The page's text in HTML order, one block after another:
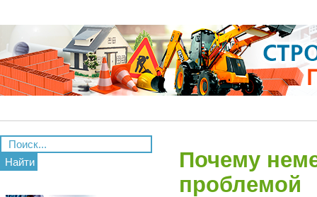
Найти
Почему
проблемой